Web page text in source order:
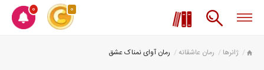
0 0
ژانرها رمان عاشقانه رمان آوای نمناک عشق